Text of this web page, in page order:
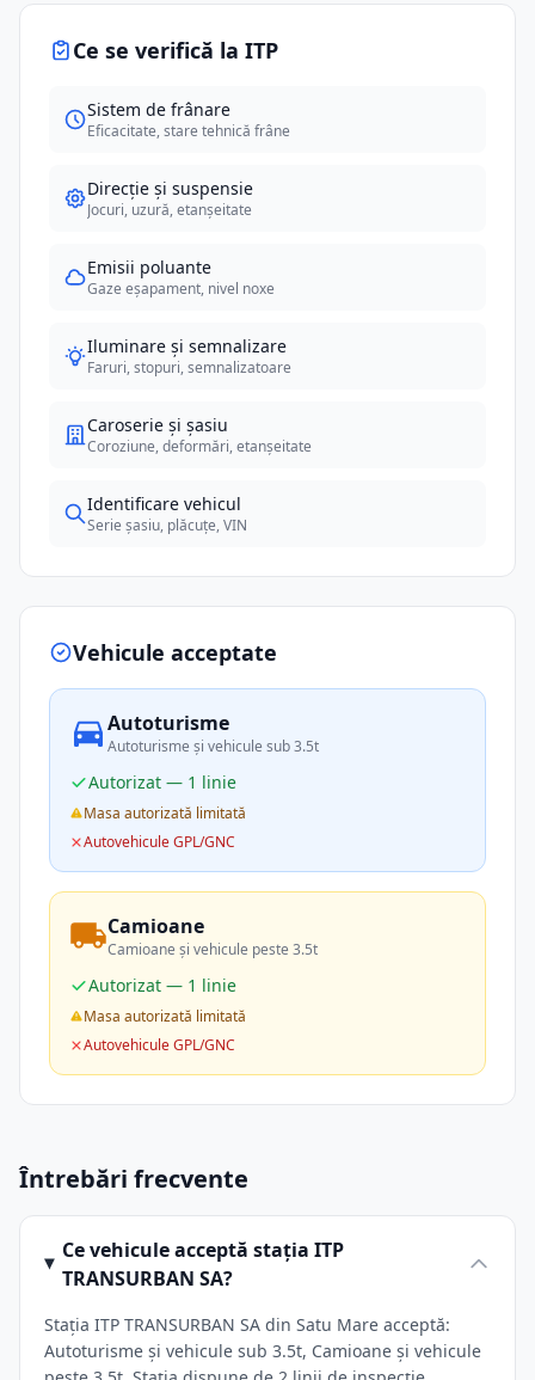
Ce se verifică la ITP
Sistem de frânare
Eficacitate, stare tehnică frâne
Direcție și suspensie
Jocuri, uzură, etanșeitate
Emisii poluante
Gaze eșapament, nivel noxe
Iluminare și semnalizare
Faruri, stopuri, semnalizatoare
Caroserie și șasiu
Coroziune, deformări, etanșeitate
Identificare vehicul
Serie șasiu, plăcuțe, VIN
Vehicule acceptate
Autoturisme
Autoturisme și vehicule sub 3.5t
Autorizat — 1 linie
Masa autorizată limitată
Autovehicule GPL/GNC
Camioane
Camioane și vehicule peste 3.5t
Autorizat — 1 linie
Masa autorizată limitată
Autovehicule GPL/GNC
Întrebări frecvente
Ce vehicule acceptă stația ITP
TRANSURBAN SA?
Stația ITP TRANSURBAN SA din Satu Mare acceptă:
Autoturisme și vehicule sub 3.5t, Camioane și vehicule